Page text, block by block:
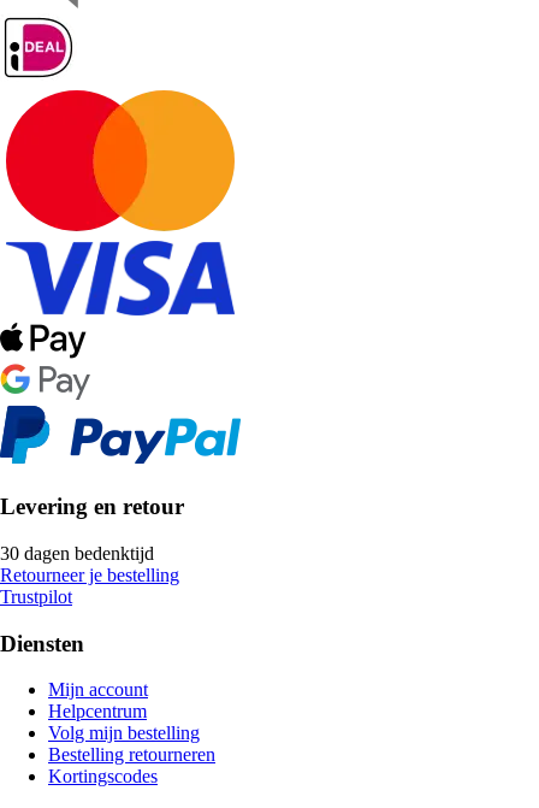
Levering en retour
30 dagen bedenktijd
Retourneer je bestelling
Trustpilot
Diensten
Mijn account
Helpcentrum
Volg mijn bestelling
Bestelling retourneren
Kortingscodes